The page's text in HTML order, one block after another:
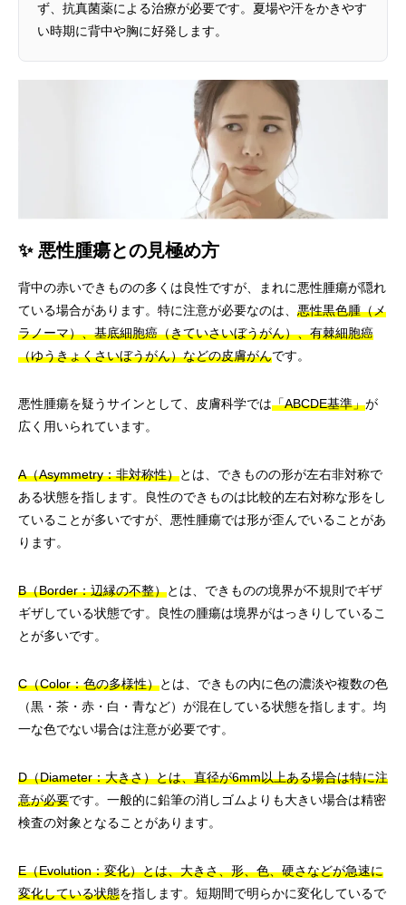
ず、抗真菌薬による治療が必要です。夏場や汗をかきやす
い時期に背中や胸に好発します。
✨ 悪性腫瘍との見極め方
背中の赤いできものの多くは良性ですが、まれに悪性腫瘍が隠れ
ている場合があります。特に注意が必要なのは、 悪性黒色腫（メ
ラノーマ）、基底細胞癌（きていさいぼうがん）、有棘細胞癌
（ゆうきょくさいぼうがん）などの皮膚がんです。
悪性腫瘍を疑うサインとして、皮膚科学では「ABCDE基準」が
広く用いられています。
A（Asymmetry：非対称性）とは、できものの形が左右非対称で
ある状態を指します。良性のできものは比較的左右対称な形をし
ていることが多いですが、悪性腫瘍では形が歪んでいることがあ
ります。
B（Border：辺縁の不整）とは、できものの境界が不規則でギザ
ギザしている状態です。良性の腫瘍は境界がはっきりしているこ
とが多いです。
C（Color：色の多様性）とは、できもの内に色の濃淡や複数の色
（黒・茶・赤・白・青など）が混在している状態を指します。均
一な色でない場合は注意が必要です。
D（Diameter：大きさ）とは、直径が6mm以上ある場合は特に注
意が必要です。一般的に鉛筆の消しゴムよりも大きい場合は精密
検査の対象となることがあります。
E（Evolution：変化）とは、大きさ、形、色、硬さなどが急速に
変化している状態を指します。短期間で明らかに変化しているで